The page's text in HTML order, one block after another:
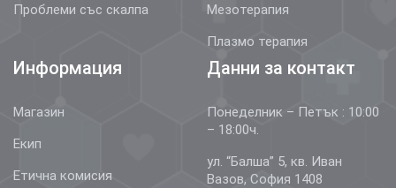
Проблеми със скалпа
Мезотерапия
Плазмо терапия
Информация
Магазин
Екип
Етична комисия
Данни за контакт
Понеделник – Петък : 10:00
– 18:00ч.
ул. “Балша” 5, кв. Иван
Вазов, София 1408